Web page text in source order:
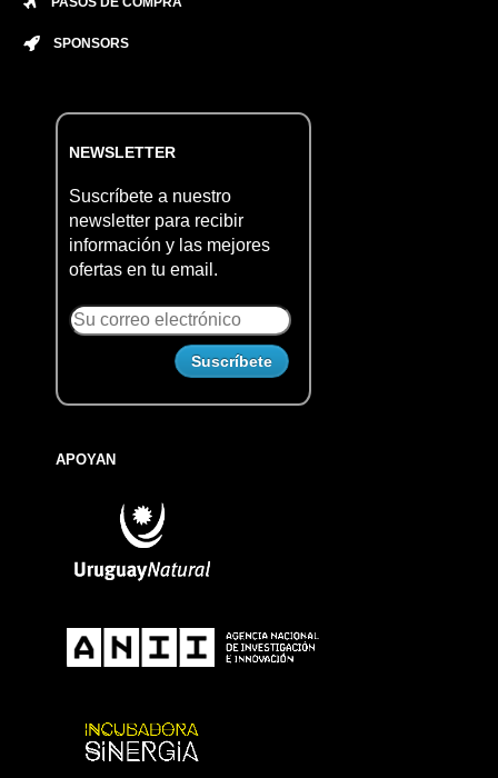
SPONSORS
NEWSLETTER
Suscríbete a nuestro
newsletter para recibir
información y las mejores
ofertas en tu email.
APOYAN